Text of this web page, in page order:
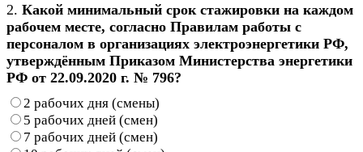
2. Какой минимальный срок стажировки на каждом
рабочем месте, согласно Правилам работы с
персоналом в организациях электроэнергетики РФ,
утверждённым Приказом Министерства энергетики
РФ от 22.09.2020 г. № 796?
2 рабочих дня (смены)
5 рабочих дней (смен)
7 рабочих дней (смен)